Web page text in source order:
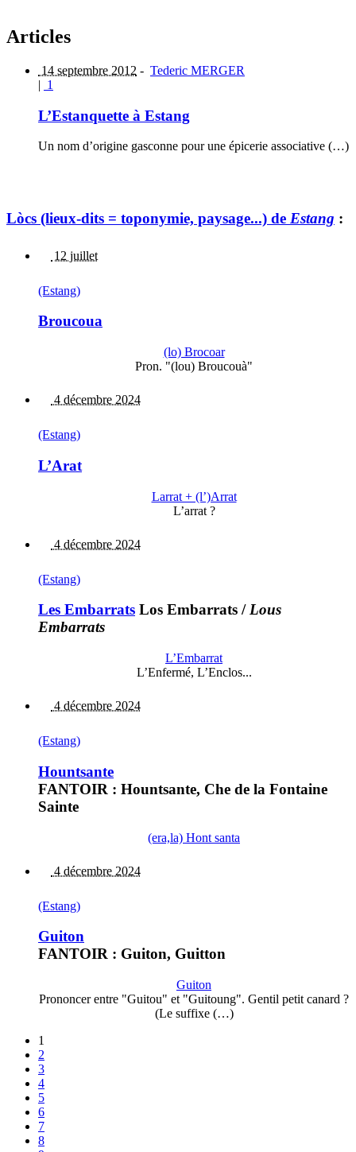
Articles
14 septembre 2012 - Tederic MERGER
| 1
L’Estanquette à Estang
Un nom d’origine gasconne pour une épicerie associative (…)
Lòcs (lieux-dits = toponymie, paysage...) de Estang :
12 juillet
(Estang)
Broucoua
(lo) Brocoar
Pron. "(lou) Broucouà"
4 décembre 2024
(Estang)
L’Arat
Larrat + (l’)Arrat
L’arrat ?
4 décembre 2024
(Estang)
Les Embarrats Los Embarrats /Lous
Embarrats
L’Embarrat
L’Enfermé, L’Enclos...
4 décembre 2024
(Estang)
Hountsante
FANTOIR : Hountsante, Che de la Fontaine
Sainte
(era,la) Hont santa
4 décembre 2024
(Estang)
Guiton
FANTOIR : Guiton, Guitton
Guiton
Prononcer entre "Guitou" et "Guitoung". Gentil petit canard ?
(Le suffixe (…)
1
2
3
4
5
6
7
8